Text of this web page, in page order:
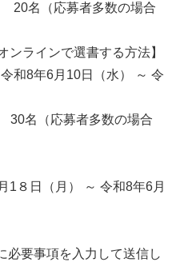
多数の場合
選書する方法】
（水） ～ 令
多数の場合
日（月） ～ 令和8年6月
要事項を入力して送信し